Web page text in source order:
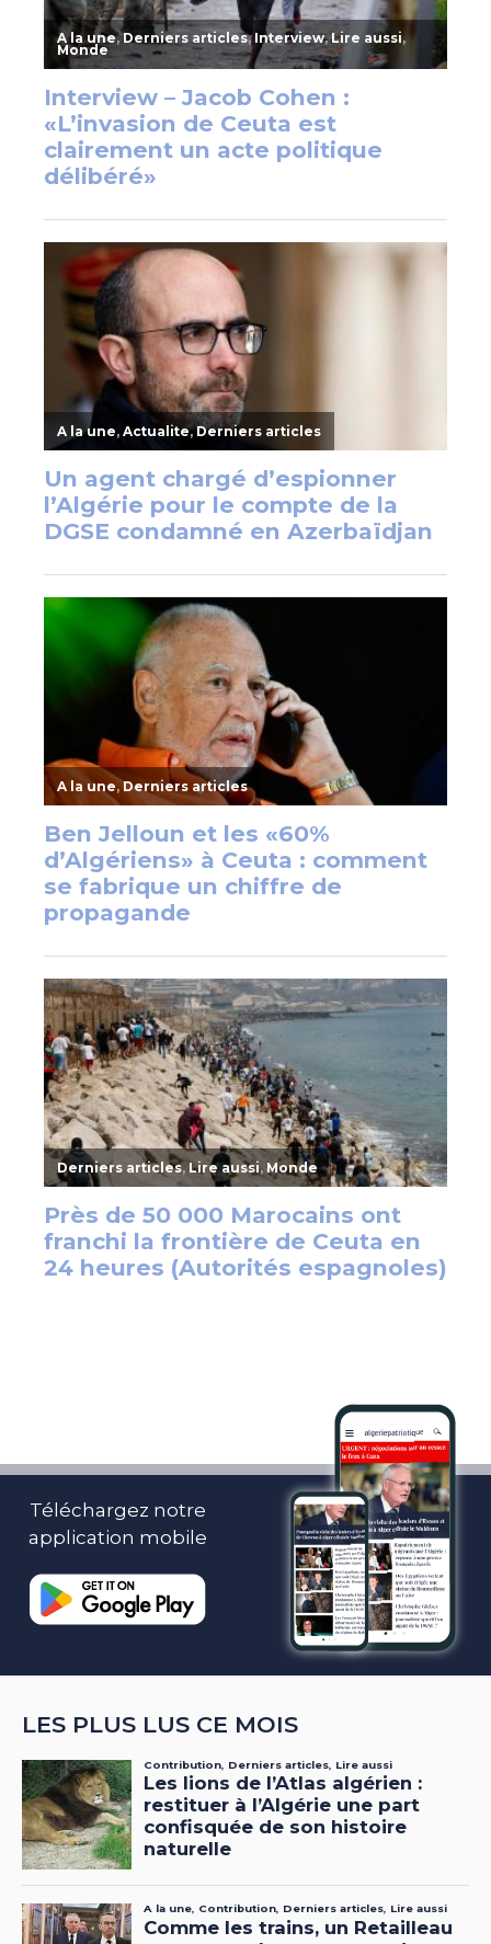
Téléchargez notre
application mobile
LES PLUS LUS CE MOIS